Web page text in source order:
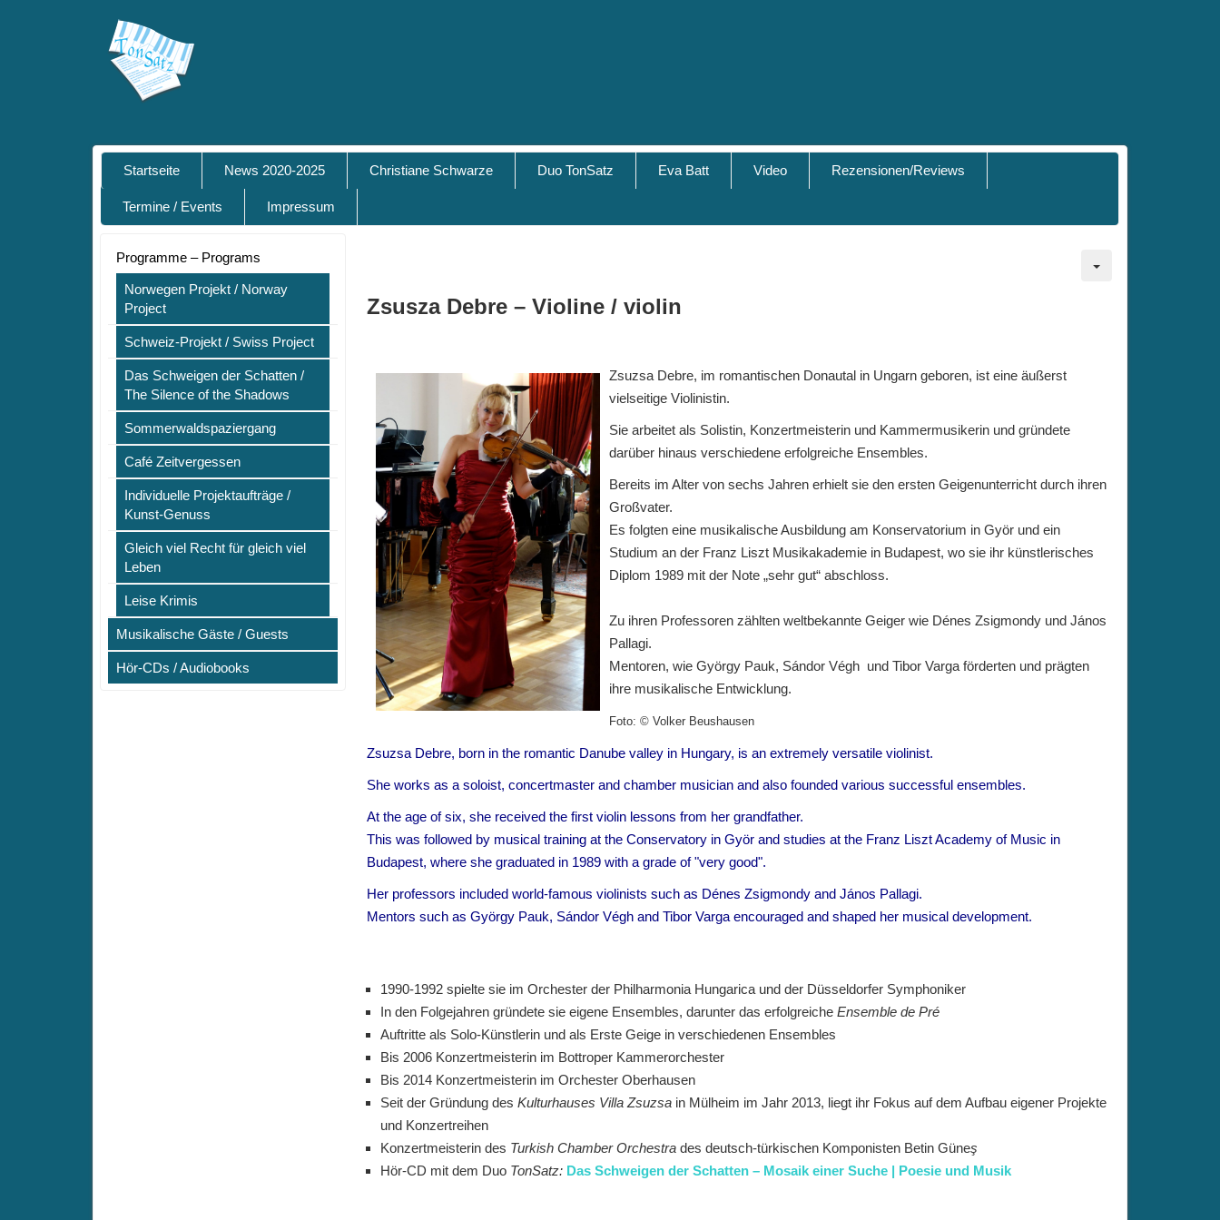
Startseite News 2020-2025 Christiane Schwarze Duo TonSatz Eva Batt Video Rezensionen/Reviews
Termine / Events Impressum
Programme – Programs
Norwegen Projekt / Norway
Project
Schweiz-Projekt / Swiss Project
Das Schweigen der Schatten /
The Silence of the Shadows
Sommerwaldspaziergang
Café Zeitvergessen
Individuelle Projektaufträge /
Kunst-Genuss
Gleich viel Recht für gleich viel
Leben
Leise Krimis
Musikalische Gäste / Guests
Hör-CDs / Audiobooks
Zsusza Debre – Violine / violin
Zsuzsa Debre, im romantischen Donautal in Ungarn geboren, ist eine äußerst
vielseitige Violinistin.
Sie arbeitet als Solistin, Konzertmeisterin und Kammermusikerin und gründete
darüber hinaus verschiedene erfolgreiche Ensembles.
Bereits im Alter von sechs Jahren erhielt sie den ersten Geigenunterricht durch ihren
Großvater.
Es folgten eine musikalische Ausbildung am Konservatorium in Györ und ein
Studium an der Franz Liszt Musikakademie in Budapest, wo sie ihr künstlerisches
Diplom 1989 mit der Note „sehr gut“ abschloss.
Zu ihren Professoren zählten weltbekannte Geiger wie Dénes Zsigmondy und János
Pallagi.
Mentoren, wie György Pauk, Sándor Végh und Tibor Varga förderten und prägten
ihre musikalische Entwicklung.
Foto: © Volker Beushausen
Zsuzsa Debre, born in the romantic Danube valley in Hungary, is an extremely versatile violinist.
She works as a soloist, concertmaster and chamber musician and also founded various successful ensembles.
At the age of six, she received the first violin lessons from her grandfather.
This was followed by musical training at the Conservatory in Györ and studies at the Franz Liszt Academy of Music in
Budapest, where she graduated in 1989 with a grade of "very good".
Her professors included world-famous violinists such as Dénes Zsigmondy and János Pallagi.
Mentors such as György Pauk, Sándor Végh and Tibor Varga encouraged and shaped her musical development.
1990-1992 spielte sie im Orchester der Philharmonia Hungarica und der Düsseldorfer Symphoniker
In den Folgejahren gründete sie eigene Ensembles, darunter das erfolgreiche Ensemble de Pré
Auftritte als Solo-Künstlerin und als Erste Geige in verschiedenen Ensembles
Bis 2006 Konzertmeisterin im Bottroper Kammerorchester
Bis 2014 Konzertmeisterin im Orchester Oberhausen
Seit der Gründung des Kulturhauses Villa Zsuzsain Mülheim im Jahr 2013, liegt ihr Fokus auf dem Aufbau eigener Projekte
und Konzertreihen
Konzertmeisterin des Turkish Chamber Orchestrades deutsch-türkischen Komponisten Betin Güneş
Hör-CD mit dem Duo TonSatz: Das Schweigen der Schatten –Mosaik einer Suche | Poesie und Musik